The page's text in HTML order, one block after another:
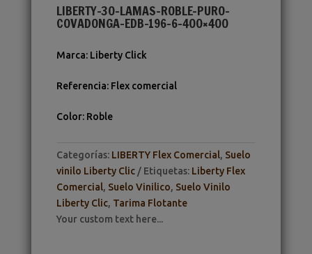
LIBERTY-30-LAMAS-ROBLE-PURO-
COVADONGA-EDB-196-6-400×400
Marca: Liberty Click
Referencia: Flex comercial
Color: Roble
Categorías: LIBERTY Flex Comercial, Suelo
vinilo Liberty Clic
Etiquetas: Liberty Flex
Comercial, Suelo Vinilico, Suelo Vinilo
Liberty Clic, Tarima Flotante
Your custom text here...